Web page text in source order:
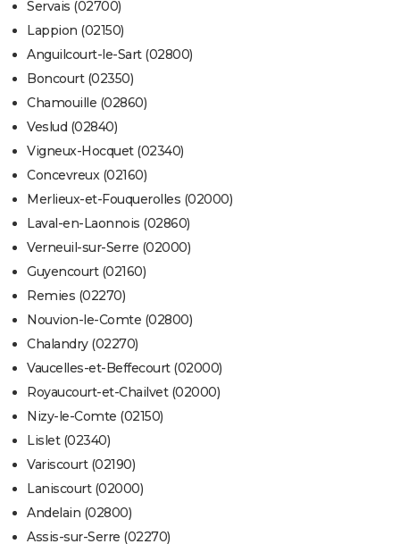
Servais (02700)
Lappion (02150)
Anguilcourt-le-Sart (02800)
Boncourt (02350)
Chamouille (02860)
Veslud (02840)
Vigneux-Hocquet (02340)
Concevreux (02160)
Merlieux-et-Fouquerolles (02000)
Laval-en-Laonnois (02860)
Verneuil-sur-Serre (02000)
Guyencourt (02160)
Remies (02270)
Nouvion-le-Comte (02800)
Chalandry (02270)
Vaucelles-et-Beffecourt (02000)
Royaucourt-et-Chailvet (02000)
Nizy-le-Comte (02150)
Lislet (02340)
Variscourt (02190)
Laniscourt (02000)
Andelain (02800)
Assis-sur-Serre (02270)